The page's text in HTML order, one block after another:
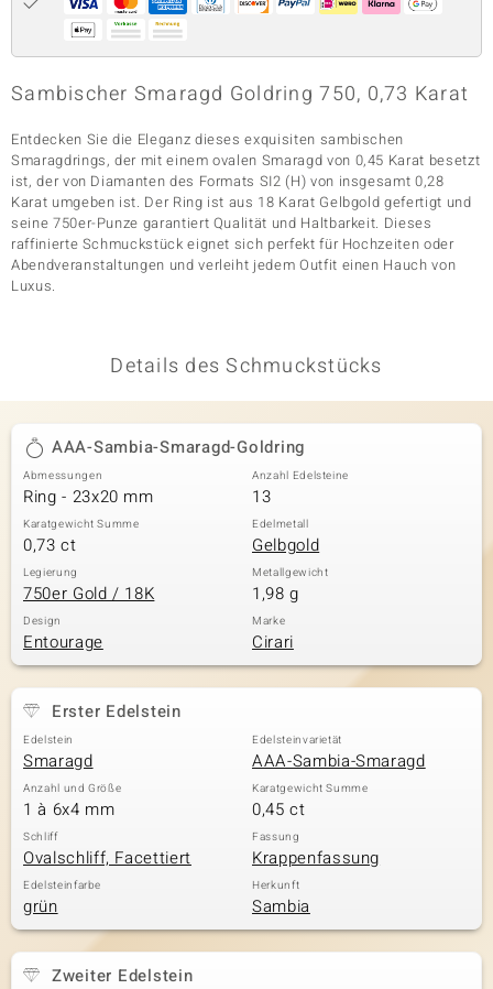
Classics
Sambischer Smaragd Goldring 750, 0,73 Karat
Entdecken Sie die Eleganz dieses exquisiten sambischen
Smaragdrings, der mit einem ovalen Smaragd von 0,45 Karat besetzt
ist, der von Diamanten des Formats SI2 (H) von insgesamt 0,28
Karat umgeben ist. Der Ring ist aus 18 Karat Gelbgold gefertigt und
seine 750er-Punze garantiert Qualität und Haltbarkeit. Dieses
raffinierte Schmuckstück eignet sich perfekt für Hochzeiten oder
Abendveranstaltungen und verleiht jedem Outfit einen Hauch von
Luxus.
Details des Schmuckstücks
AAA-Sambia-Smaragd-Goldring
Abmessungen
Ring - 23x20 mm
Anzahl Edelsteine
13
Karatgewicht Summe
0,73 ct
Edelmetall
Gelbgold
Legierung
750er Gold / 18K
Metallgewicht
1,98 g
Design
Entourage
Marke
Cirari
Erster Edelstein
Edelstein
Smaragd
Edelsteinvarietät
AAA-Sambia-Smaragd
Anzahl und Größe
1 à 6x4 mm
Karatgewicht Summe
0,45 ct
Schliff
Ovalschliff, Facettiert
Fassung
Krappenfassung
Edelsteinfarbe
grün
Herkunft
Sambia
Zweiter Edelstein